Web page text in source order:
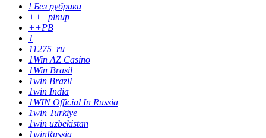
! Без рубрики
+++pinup
++PB
1
11275_ru
1Win AZ Casino
1Win Brasil
1win Brazil
1win India
1WIN Official In Russia
1win Turkiye
1win uzbekistan
1winRussia